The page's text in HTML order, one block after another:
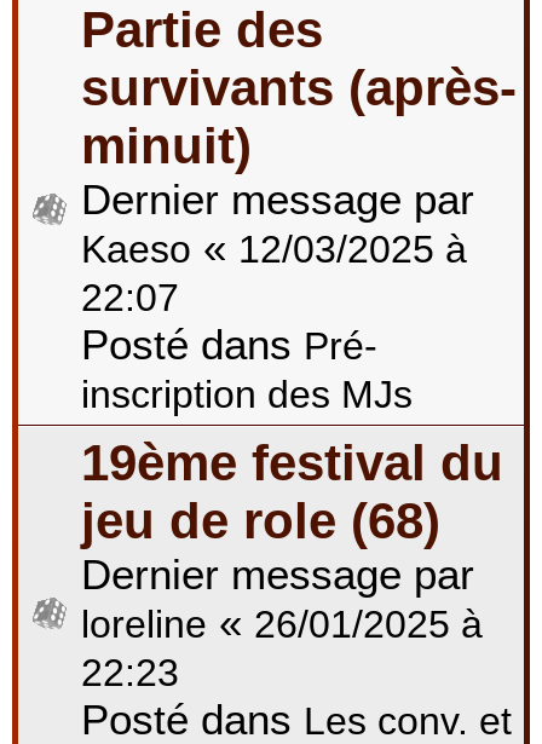
Partie des
survivants (après-
minuit)
Dernier message par
Kaeso « 12/03/2025 à
22:07
Posté dans Pré-
inscription des MJs
19ème festival du
jeu de role (68)
Dernier message par
loreline « 26/01/2025 à
22:23
Posté dans Les conv. et